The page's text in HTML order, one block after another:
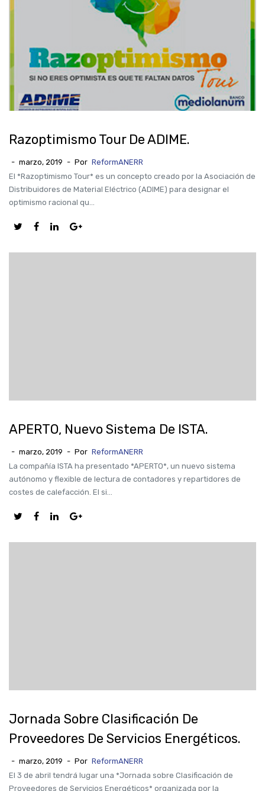
Razoptimismo Tour De ADIME.
- marzo, 2019 - Por ReformANERR
El *Razoptimismo Tour* es un concepto creado por la Asociación de
Distribuidores de Material Eléctrico (ADIME) para designar el
optimismo racional qu...
APERTO, Nuevo Sistema De ISTA.
- marzo, 2019 - Por ReformANERR
La compañía ISTA ha presentado *APERTO*, un nuevo sistema
autónomo y flexible de lectura de contadores y repartidores de
costes de calefacción. El si...
Jornada Sobre Clasificación De
Proveedores De Servicios Energéticos.
- marzo, 2019 - Por ReformANERR
El 3 de abril tendrá lugar una *Jornada sobre Clasificación de
Proveedores de Servicios Energéticos* organizada por la